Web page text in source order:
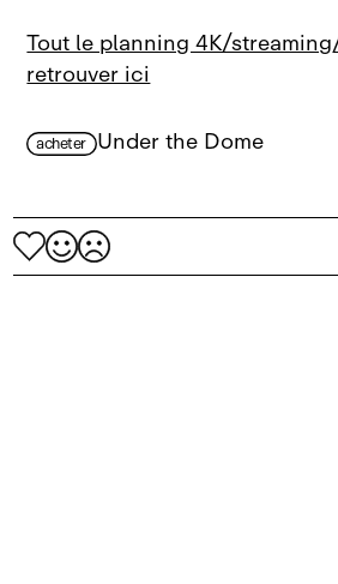
Tout le planning 4K/
retrouver ici
acheter Under the Dome